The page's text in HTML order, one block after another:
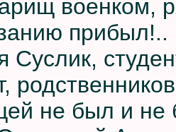
военком,
прибыл!..
Суслик,
не был и не